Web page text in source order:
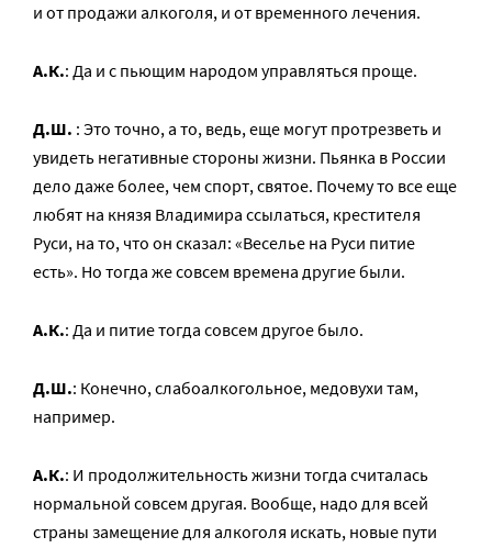
и от продажи алкоголя, и от временного лечения.
А.К.: Да и с пьющим народом управляться проще.
Д.Ш. : Это точно, а то, ведь, еще могут протрезветь и
увидеть негативные стороны жизни. Пьянка в России
дело даже более, чем спорт, святое. Почему то все еще
любят на князя Владимира ссылаться, крестителя
Руси, на то, что он сказал: «Веселье на Руси питие
есть». Но тогда же совсем времена другие были.
А.К.: Да и питие тогда совсем другое было.
Д.Ш.: Конечно, слабоалкогольное, медовухи там,
например.
А.К.: И продолжительность жизни тогда считалась
нормальной совсем другая. Вообще, надо для всей
страны замещение для алкоголя искать, новые пути